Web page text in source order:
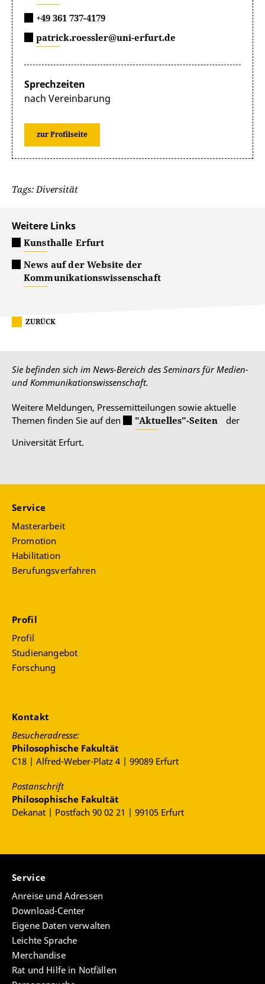
+49 361 737-4179
patrick.roessler@uni-erfurt.de
Sprechzeiten
nach Vereinbarung
zur Profilseite
Tags: Diversität
Weitere Links
Kunsthalle Erfurt
News auf der Website der
Kommunikationswissenschaft
ZURÜCK
Sie befinden sich im News-Bereich des Seminars für Medien-
und Kommunikationswissenschaft.
Weitere Meldungen, Pressemitteilungen sowie aktuelle
Themen finden Sie auf den
"Aktuelles"-Seiten
der
Universität Erfurt.
Service
Masterarbeit
Promotion
Habilitation
Berufungsverfahren
Profil
Profil
Studienangebot
Forschung
Kontakt
Besucheradresse:
Philosophische Fakultät
C18 | Alfred-Weber-Platz 4 | 99089 Erfurt
Postanschrift
Philosophische Fakultät
Dekanat | Postfach 90 02 21 | 99105 Erfurt
Service
Anreise und Adressen
Download-Center
Eigene Daten verwalten
Leichte Sprache
Merchandise
Rat und Hilfe in Notfällen